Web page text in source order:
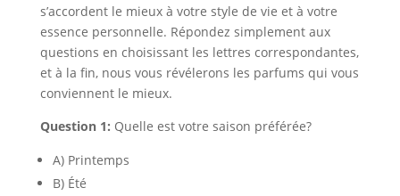
s’accordent le mieux à votre style de vie et à votre
essence personnelle. Répondez simplement aux
questions en choisissant les lettres correspondantes,
et à la fin, nous vous révélerons les parfums qui vous
conviennent le mieux.
Question 1: Quelle est votre saison préférée?
A) Printemps
B) Été